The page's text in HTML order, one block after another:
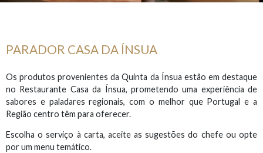
PARADOR CASA DA ÍNSUA
Os produtos provenientes da Quinta da Ínsua estão em destaque
no Restaurante Casa da Ínsua, prometendo uma experiência de
sabores e paladares regionais, com o melhor que Portugal e a
Região centro têm para oferecer.
Escolha o serviço à carta, aceite as sugestões do chefe ou opte
por um menu temático.